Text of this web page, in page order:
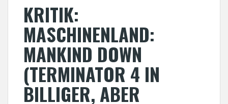
KRITIK:
MASCHINENLAND:
MANKIND DOWN
(TERMINATOR 4 IN
BILLIGER, ABER